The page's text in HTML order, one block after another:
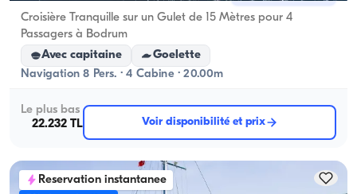
Croisière Tranquille sur un Gulet de 15 Mètres pour 4
Passagers à Bodrum
Avec capitaine
Goelette
Navigation 8 Pers. · 4 Cabine · 20.00m
Le plus bas
22.232 TL
Voir disponibilité et prix
Reservation instantanee